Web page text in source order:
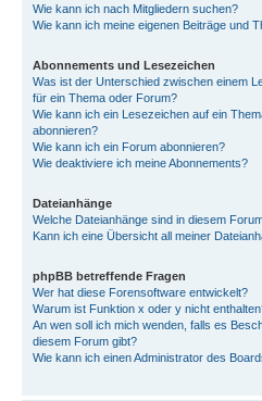
Wie kann ich nach Mitgliedern suchen?
Wie kann ich meine eigenen Beiträge und
Abonnements und Lesezeichen
Was ist der Unterschied zwischen einem
für ein Thema oder Forum?
Wie kann ich ein Lesezeichen auf ein
abonnieren?
Wie kann ich ein Forum abonnieren?
Wie deaktiviere ich meine Abonnements?
Dateianhänge
Welche Dateianhänge sind in diesem
Kann ich eine Übersicht all meiner
phpBB betreffende Fragen
Wer hat diese Forensoftware entwickelt?
Warum ist Funktion x oder y nicht
An wen soll ich mich wenden, falls es
diesem Forum gibt?
Wie kann ich einen Administrator des